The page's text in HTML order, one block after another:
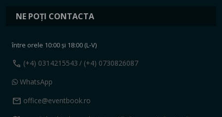
NE POȚI CONTACTA
între orele 10:00 și 18:00 (L-V)
call (+4) 0314215543 / (+4) 0730826087
WhatsApp
mail office@eventbook.ro